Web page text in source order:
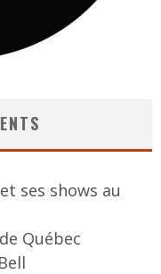
ses shows au
Québec